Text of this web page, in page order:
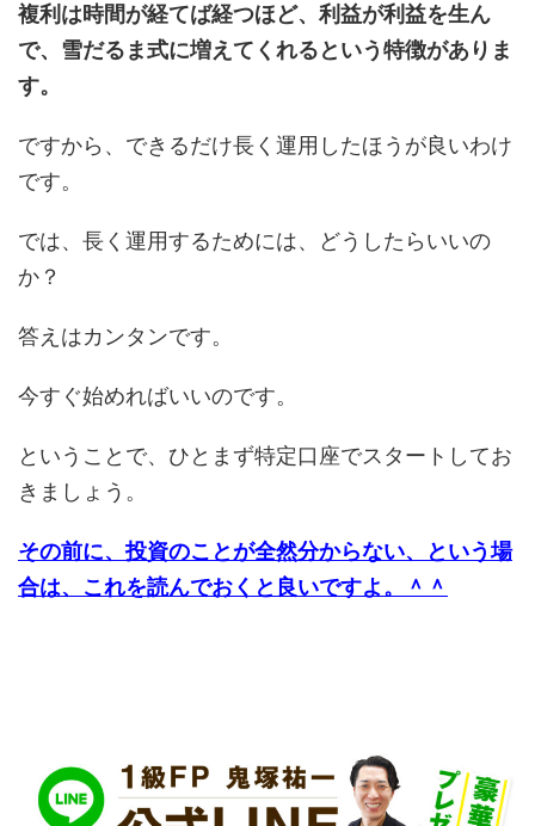
複利は時間が経てば経つほど、利益が利益を生ん
で、雪だるま式に増えてくれるという特徴がありま
す。
ですから、できるだけ長く運用したほうが良いわけ
です。
では、長く運用するためには、どうしたらいいの
か？
答えはカンタンです。
今すぐ始めればいいのです。
ということで、ひとまず特定口座でスタートしてお
きましょう。
その前に、投資のことが全然分からない、という場
合は、これを読んでおくと良いですよ。＾＾